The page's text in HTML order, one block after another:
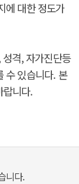
에 대한 정도가
격, 자가진단등
수 있습니다. 본
랍니다.
니다.